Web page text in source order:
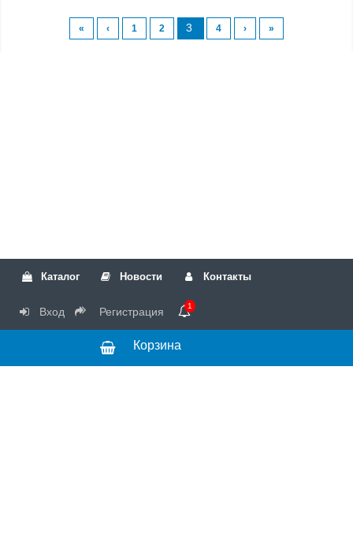
« ‹ 1 2 3 4 › »
Каталог Новости Контакты
Вход Регистрация 1
Корзина